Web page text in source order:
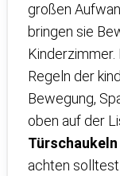
großen
bringen sie
Regeln der
Bewegung,
oben auf der
Türschaukeln
achten